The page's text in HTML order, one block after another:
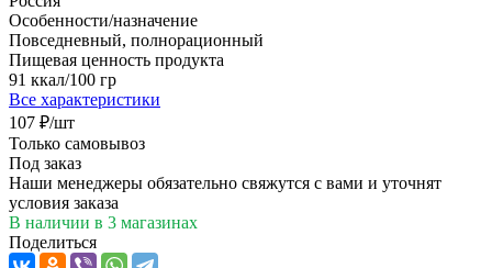
Особенности/назначение
Повседневный, полнорационный
Пищевая ценность продукта
91 ккал/100 гр
Все характеристики
107 ₽/шт
Только самовывоз
Под заказ
Наши менеджеры обязательно свяжутся с вами и уточнят
условия заказа
В наличии в 3 магазинах
Поделиться